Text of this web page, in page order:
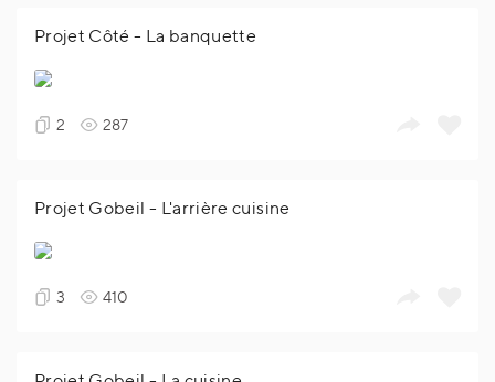
Projet Côté - La banquette
2 287
Projet Gobeil - L'arrière cuisine
3 410